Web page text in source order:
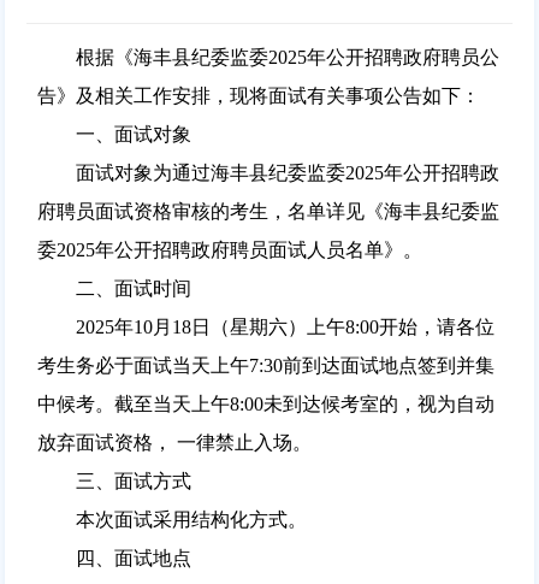
根据《海丰县纪委监委2025年公开招聘政府聘员公
告》及相关工作安排，现将面试有关事项公告如下：
一、面试对象
面试对象为通过海丰县纪委监委2025年公开招聘政
府聘员面试资格审核的考生，名单详见《海丰县纪委监
委2025年公开招聘政府聘员面试人员名单》。
二、面试时间
2025年10月18日（星期六）上午8:00开始，请各位
考生务必于面试当天上午7:30前到达面试地点签到并集
中候考。截至当天上午8:00未到达候考室的，视为自动
放弃面试资格， 一律禁止入场。
三、面试方式
本次面试采用结构化方式。
四、面试地点